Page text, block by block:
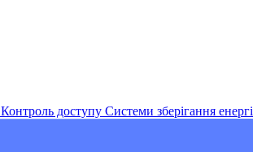
Контроль доступу Системи зберігання